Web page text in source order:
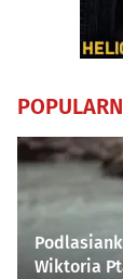
Wiktoria